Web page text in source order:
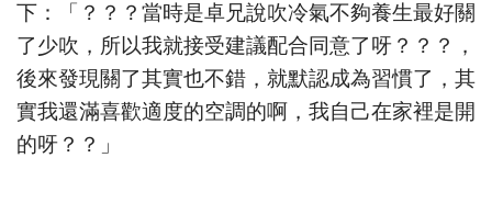
下：「？？？ 當時是卓兄說吹冷氣不夠養生最好關
了少吹，所以我就接受建議配合同意了呀？？？，
後來發現關了其實也不錯，就默認成為習慣了，其
實我還滿喜歡適度的空調的啊，我自己在家裡是開
的呀？？」